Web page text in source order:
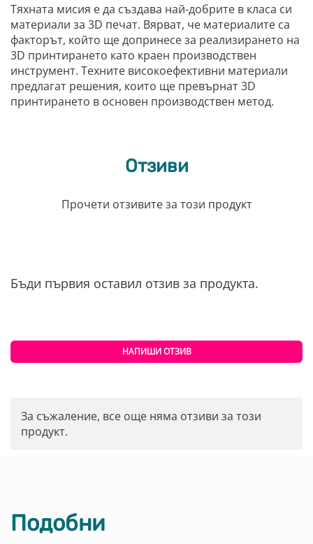
Тяхната мисия е да създава най-добрите в класа си
материали за 3D печат. Вярват, че материалите са
факторът, който ще допринесе за реализирането на
3D принтирането като краен производствен
инструмент. Техните високоефективни материали
предлагат решения, които ще превърнат 3D
принтирането в основен производствен метод.
Отзиви
Прочети отзивите за този продукт
Бъди първия оставил отзив за продукта.
НАПИШИ ОТЗИВ
За съжаление, все още няма отзиви за този
продукт.
Подобни